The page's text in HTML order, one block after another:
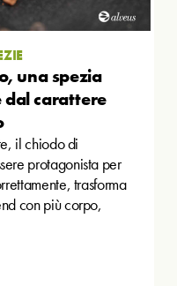
una spezia
dal carattere
il chiodo di
protagonista per
trasforma
con più corpo,